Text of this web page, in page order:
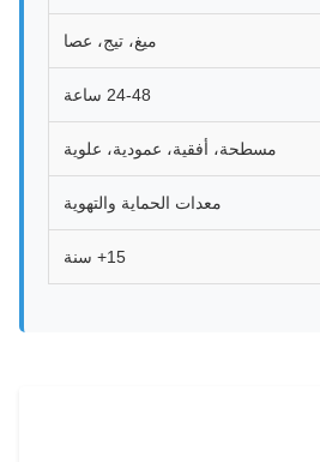
ميغ، تيج، عصا
24-48 ساعة
مسطحة، أفقية، عمودية، علوية
معدات الحماية والتهوية
15+ سنة